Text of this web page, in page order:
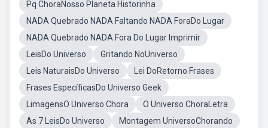
Pq ChoraNosso Planeta Historinha
NADA Quebrado NADA Faltando NADA ForaDo Lugar
NADA Quebrado NADA Fora Do Lugar Imprimir
LeisDo Universo
Gritando NoUniverso
Leis NaturaisDo Universo
Lei DoRetorno Frases
Frases EspecíficasDo Universo Geek
LimagensO Universo Chora
O Universo ChoraLetra
As 7 LeisDo Universo
Montagem UniversoChorando